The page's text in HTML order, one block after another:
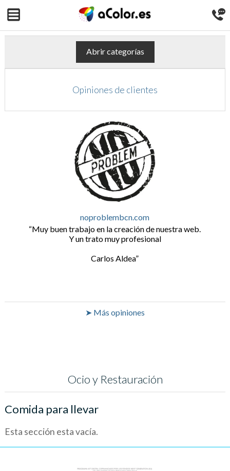
Abrir categorías
Opiniones de clientes
noproblembcn.com
Muy buen trabajo en la creación de nuestra web.
Y un trato muy profesional
Carlos Aldea
➤ Más opiniones
Ocio y Restauración
Comida para llevar
Esta sección esta vacía.